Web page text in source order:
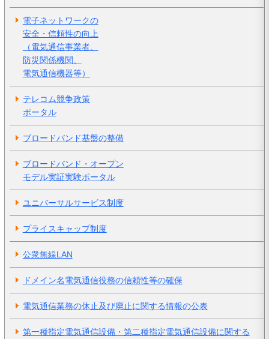
電子ネットワークの
安全・信頼性の向上
（電気通信事業者、
防災関係機関、
電気通信機器等）
テレコム競争政策
ポータル
ブロードバンド基盤の整備
ブロードバンド・オープン
モデル実証実験ポータル
ユニバーサルサービス制度
プライスキャップ制度
公衆無線LAN
ドメイン名電気通信役務の信頼性等の確保
電気通信業務の休止及び廃止に関する情報の公表
第一種指定電気通信設備・第二種指定電気通信設備に関する